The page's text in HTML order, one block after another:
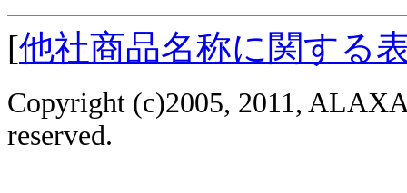
[他社商品名称に関する
Copyright (c)2005, 2011,
reserved.